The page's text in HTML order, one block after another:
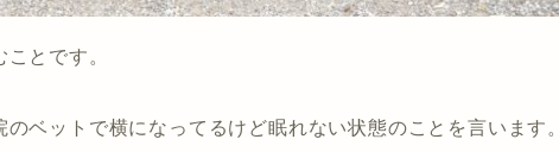
とです。
ベットで横になってるけど眠れない状態のことを言います。